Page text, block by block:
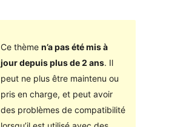
Ce thème n’a pas été mis à
jour depuis plus de 2 ans. Il
peut ne plus être maintenu ou
pris en charge, et peut avoir
des problèmes de compatibilité